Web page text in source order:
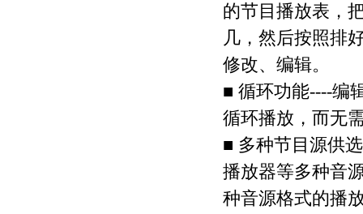
的节目播放表，
几，然后按照排
修改、编辑。
■ 循环功能----编
循环播放，而无
■ 多种节目源供
播放器等多种音
种音源格式的播